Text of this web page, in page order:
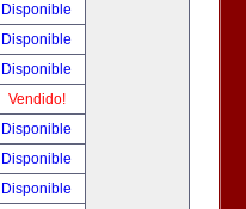
Disponible
Disponible
Disponible
Vendido!
Disponible
Disponible
Disponible